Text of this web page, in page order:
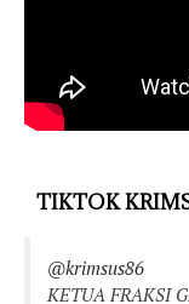
TIKTOK
@krimsus86
KETUA FRAKSI